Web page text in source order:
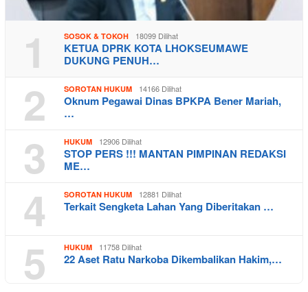
1 SOSOK & TOKOH 18099 Dilihat
KETUA DPRK KOTA LHOKSEUMAWE
DUKUNG PENUH…
2 SOROTAN HUKUM 14166 Dilihat
Oknum Pegawai Dinas BPKPA Bener Mariah,
…
3 HUKUM 12906 Dilihat
STOP PERS !!! MANTAN PIMPINAN REDAKSI
ME…
4 SOROTAN HUKUM 12881 Dilihat
Terkait Sengketa Lahan Yang Diberitakan …
5 HUKUM 11758 Dilihat
22 Aset Ratu Narkoba Dikembalikan Hakim,…